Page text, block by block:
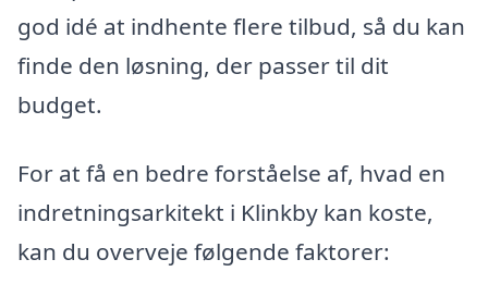
god idé at indhente flere tilbud, så du kan
finde den løsning, der passer til dit
budget.
For at få en bedre forståelse af, hvad en
indretningsarkitekt i Klinkby kan koste,
kan du overveje følgende faktorer: